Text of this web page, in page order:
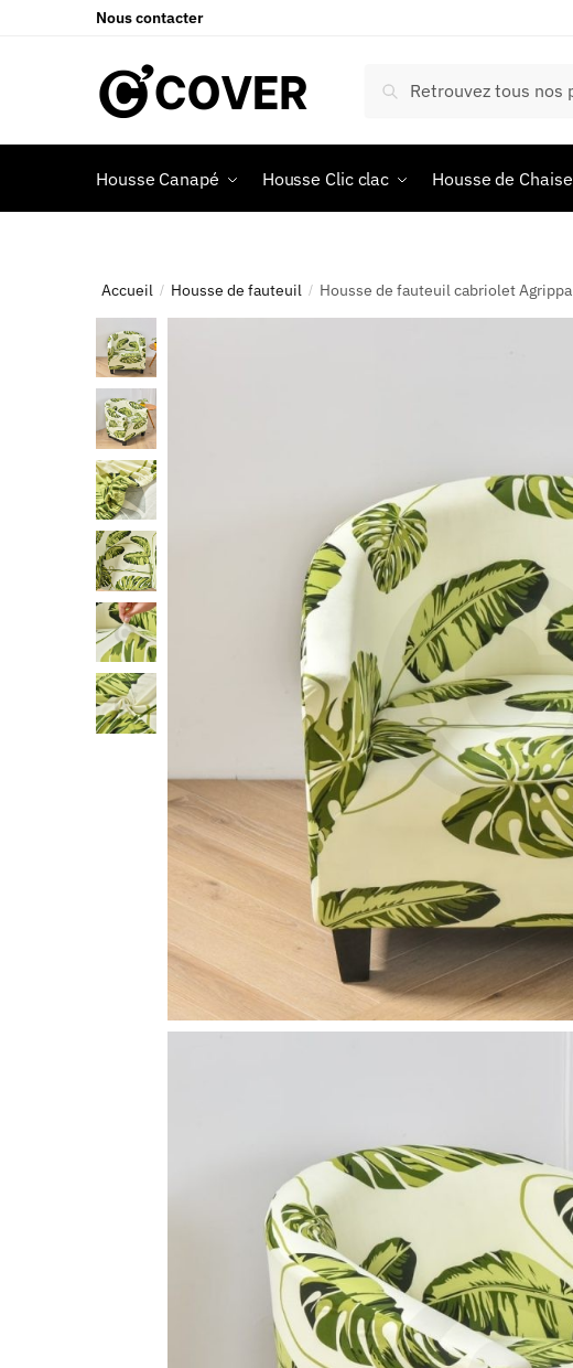
Nous contacter
Recherche
Housse Canapé Housse Clic clac Housse de Chaise
Accueil / Housse de fauteuil / Housse de fauteuil cabriolet Agrippa